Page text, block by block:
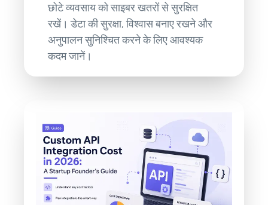
छोटे व्यवसाय को साइबर खतरों से सुरक्षित
रखें। डेटा की सुरक्षा, विश्वास बनाए रखने और
अनुपालन सुनिश्चित करने के लिए आवश्यक
कदम जानें।